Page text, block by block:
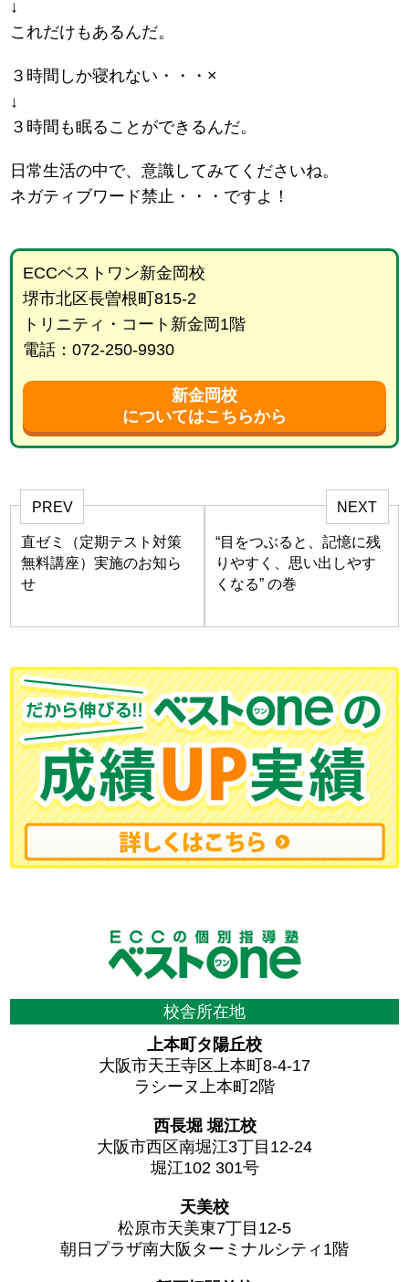
↓
これだけもあるんだ。
３時間しか寝れない・・・×
↓
３時間も眠ることができるんだ。
日常生活の中で、意識してみてくださいね。
ネガティブワード禁止・・・ですよ！
ECCベストワン新金岡校
堺市北区長曽根町815-2
トリニティ・コート新金岡1階
電話：072-250-9930
新金岡校
についてはこちらから
PREV
直ゼミ（定期テスト対策
無料講座）実施のお知ら
せ
NEXT
“目をつぶると、記憶に残
りやすく、思い出しやす
くなる” の巻
校舎所在地
上本町タ陽丘校
大阪市天王寺区上本町8-4-17
ラシーヌ上本町2階
西長堀 堀江校
大阪市西区南堀江3丁目12-24
堀江102 301号
天美校
松原市天美東7丁目12-5
朝日プラザ南大阪ターミナルシティ1階